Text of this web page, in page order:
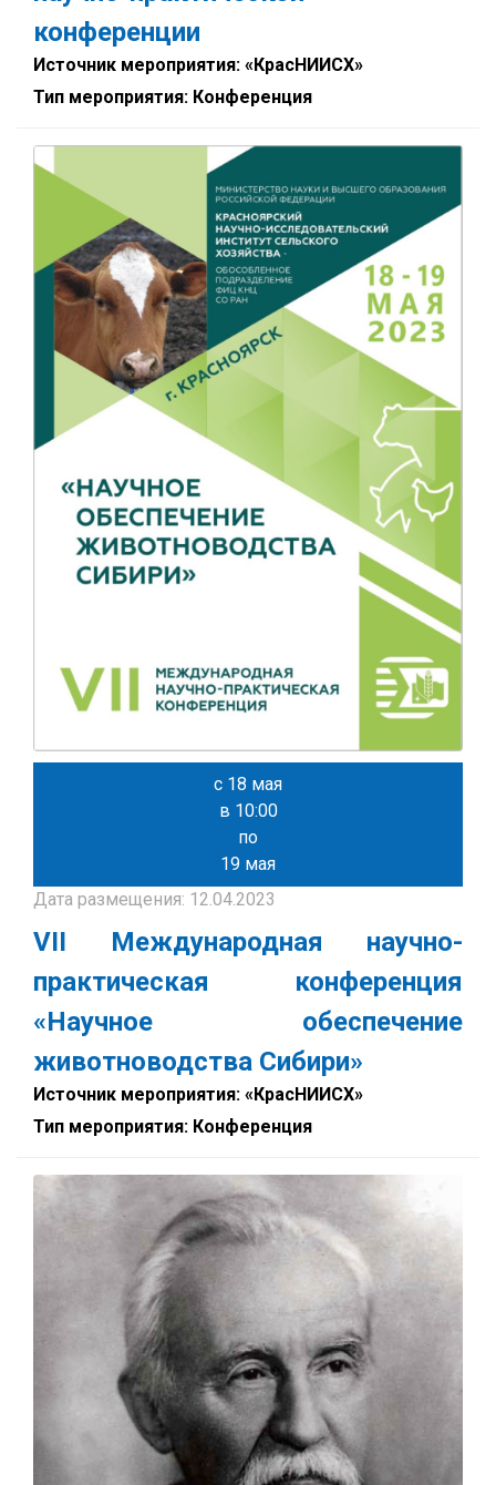
конференции
Источник мероприятия: «КрасНИИСХ»
Тип мероприятия: Конференция
с 18 мая
в 10:00
по
19 мая
Дата размещения: 12.04.2023
VII Международная научно-
практическая конференция
«Научное обеспечение
животноводства Сибири»
Источник мероприятия: «КрасНИИСХ»
Тип мероприятия: Конференция